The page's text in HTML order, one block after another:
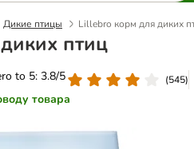
Дикие птицы Lillebro корм для диких
птиц
to 5: 3.8/5
(545)
товара